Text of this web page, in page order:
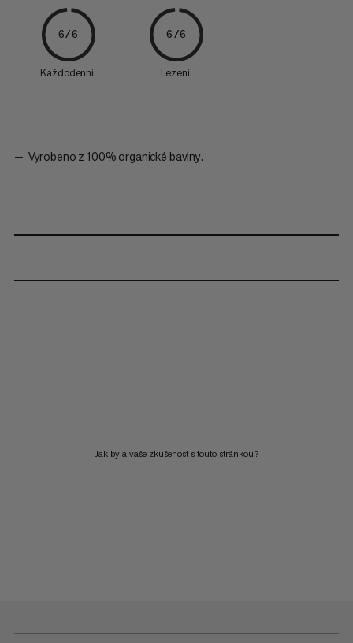
6/6
Každodenní.
6/6
Lezení.
Vyrobeno z 100% organické bavlny.
Jak byla vaše zkušenost s touto stránkou?